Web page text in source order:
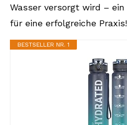
Wasser versorgt wird –
für eine erfolgreiche Praxis!
BESTSELLER NR. 1